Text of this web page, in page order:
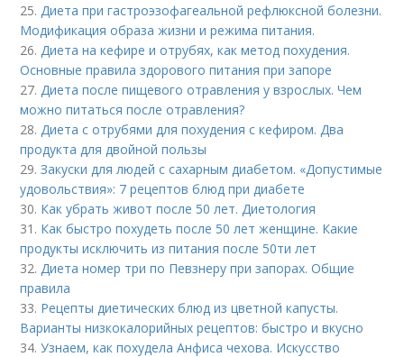
25.Диета при гастроэзофагеальной рефлюксной болезни.
Модификация образа жизни и режима питания.
26.Диета на кефире и отрубях, как метод похудения.
Основные правила здорового питания при запоре
27.Диета после пищевого отравления у взрослых. Чем
можно питаться после отравления?
28.Диета с отрубями для похудения с кефиром. Два
продукта для двойной пользы
29.Закуски для людей с сахарным диабетом. «Допустимые
удовольствия»: 7 рецептов блюд при диабете
30. Как убрать живот после 50 лет. Диетология
31. Как быстро похудеть после 50 лет женщине. Какие
продукты исключить из питания после 50ти лет
32.Диета номер три по Певзнеру при запорах. Общие
правила
33. Рецепты диетических блюд из цветной капусты.
Варианты низкокалорийных рецептов: быстро и вкусно
34.Узнаем, как похудела Анфиса чехова. Искусство